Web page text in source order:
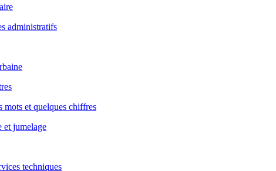
administratifs
mots et quelques chiffres
et jumelage
techniques